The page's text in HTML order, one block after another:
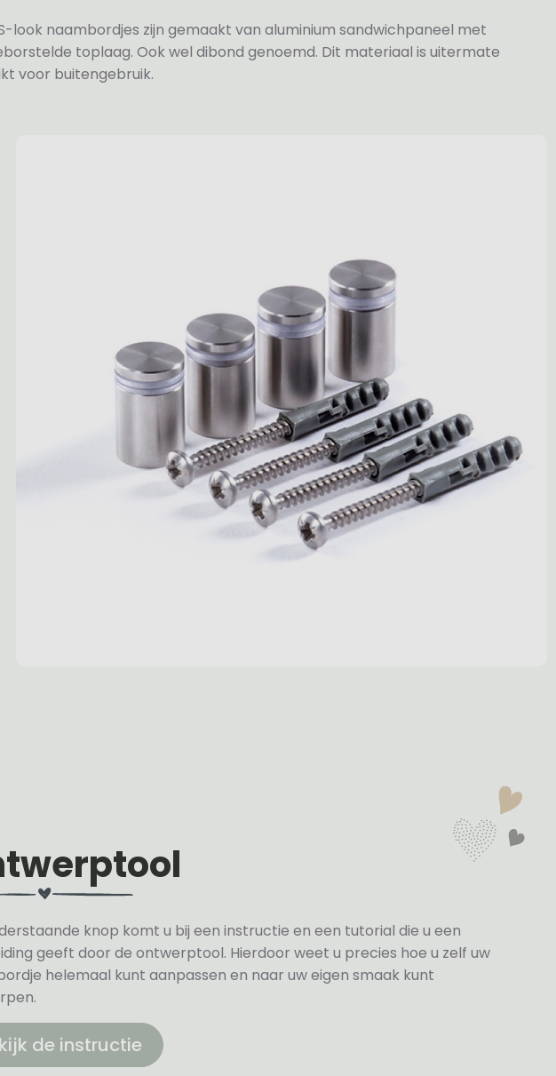
look naambordjes zijn gemaakt van aluminium sandwichpaneel met
toplaag. Ook wel dibond genoemd. Dit materiaal is uitermate
voor buitengebruik.
knop komt u bij een instructie en een tutorial die u een
geeft door de ontwerptool. Hierdoor weet u precies hoe u zelf uw
helemaal kunt aanpassen en naar uw eigen smaak kunt
de instructie